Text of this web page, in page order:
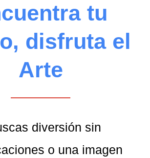
tu
disfruta el
Arte
diversión sin
o una imagen